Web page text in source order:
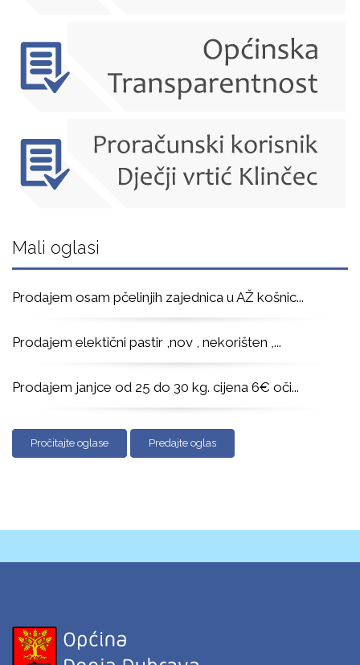
Mali oglasi
Prodajem osam pčelinjih zajednica u AŽ košnic...
Prodajem elektični pastir ,nov , nekorišten ,...
Prodajem janjce od 25 do 30 kg. cijena 6€ oči...
Pročitajte oglase Predajte oglas